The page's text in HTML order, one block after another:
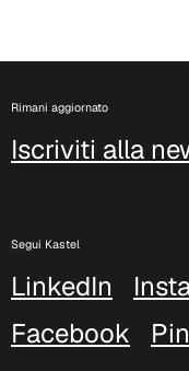
C 38M
Rimani aggiornato
Iscriviti alla
Segui Kastel
LinkedIn
Facebook